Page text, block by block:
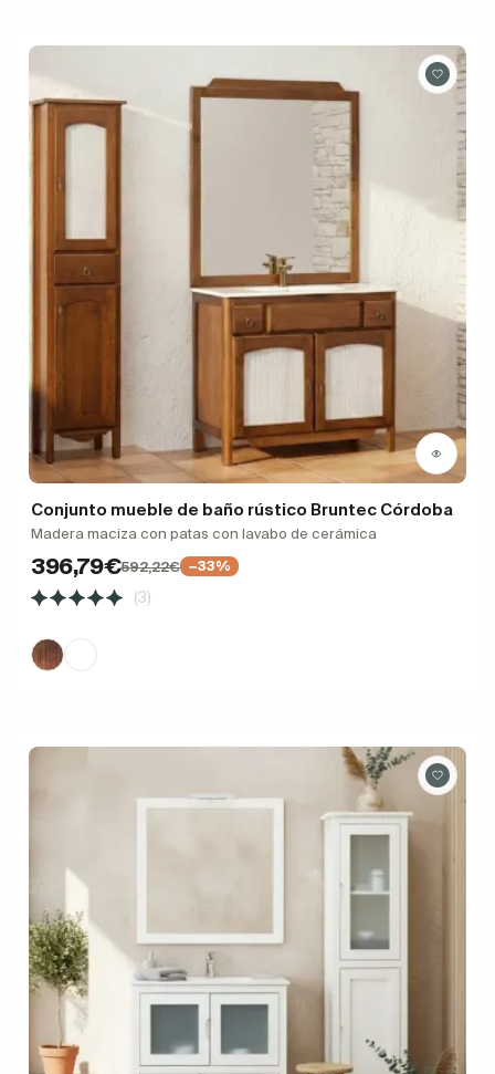
Conjunto mueble de baño rústico Bruntec Córdoba
Madera maciza con patas con lavabo de cerámica
396,79€592,22€ −33%
(3)